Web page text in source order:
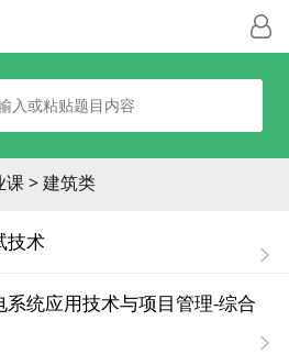
入或粘贴题目内容
课 建筑类
技术
统应用技术与项目管理-综合